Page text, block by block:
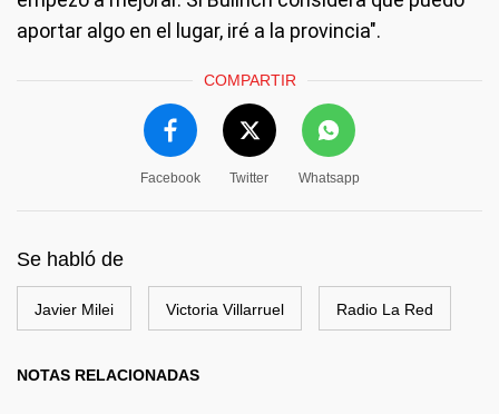
aportar algo en el lugar, iré a la provincia".
COMPARTIR
Facebook Twitter Whatsapp
Se habló de
Javier Milei Victoria Villarruel Radio La Red
NOTAS RELACIONADAS